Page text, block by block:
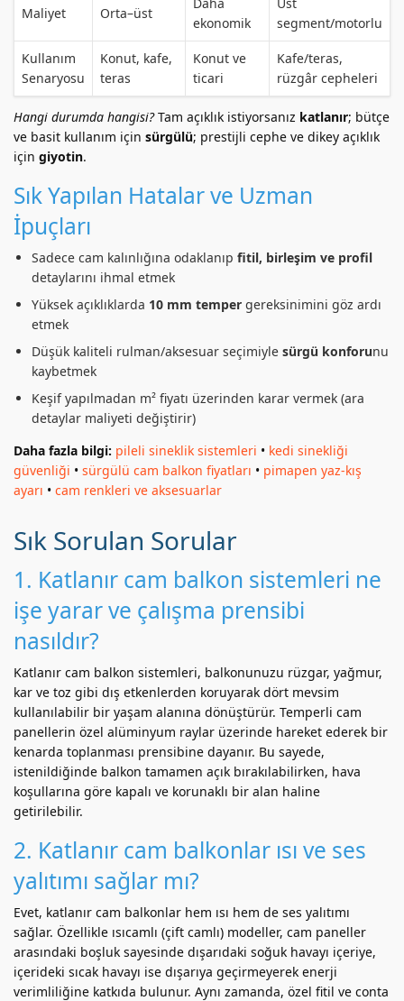
Maliyet Orta–üst
ekonomik
segment/motorlu
Kullanım
Senaryosu
Konut, kafe,
teras
Konut ve
ticari
Kafe/teras,
rüzgâr cepheleri
Hangi durumda hangisi?Tam açıklık istiyorsanız katlanır; bütçe
ve basit kullanım için sürgülü; prestijli cephe ve dikey açıklık
için giyotin.
Sık Yapılan Hatalar ve Uzman
İpuçları
Sadece cam kalınlığına odaklanıp fitil, birleşim ve profil
detaylarını ihmal etmek
Yüksek açıklıklarda 10 mm temper gereksinimini göz ardı
etmek
Düşük kaliteli rulman/aksesuar seçimiyle sürgü konforunu
kaybetmek
Keşif yapılmadan m² fiyatı üzerinden karar vermek (ara
detaylar maliyeti değiştirir)
Daha fazla bilgi: pileli sineklik sistemleri • kedi sinekliği
güvenliği • sürgülü cam balkon fiyatları • pimapen yaz-kış
ayarı • cam renkleri ve aksesuarlar
Sık Sorulan Sorular
1. Katlanır cam balkon sistemleri ne
işe yarar ve çalışma prensibi
nasıldır?
Katlanır cam balkon sistemleri, balkonunuzu rüzgar, yağmur,
kar ve toz gibi dış etkenlerden koruyarak dört mevsim
kullanılabilir bir yaşam alanına dönüştürür. Temperli cam
panellerin özel alüminyum raylar üzerinde hareket ederek bir
kenarda toplanması prensibine dayanır. Bu sayede,
istenildiğinde balkon tamamen açık bırakılabilirken, hava
koşullarına göre kapalı ve korunaklı bir alan haline
getirilebilir.
2. Katlanır cam balkonlar ısı ve ses
yalıtımı sağlar mı?
Evet, katlanır cam balkonlar hem ısı hem de ses yalıtımı
sağlar. Özellikle ısıcamlı (çift camlı) modeller, cam paneller
arasındaki boşluk sayesinde dışarıdaki soğuk havayı içeriye,
içerideki sıcak havayı ise dışarıya geçirmeyerek enerji
verimliliğine katkıda bulunur. Aynı zamanda, özel fitil ve conta